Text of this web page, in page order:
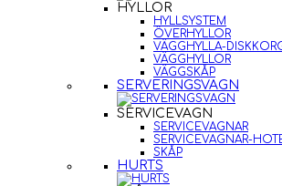
HYLLOR
HYLLSYSTEM
ÖVERHYLLOR
VÄGGHYLLA-
VÄGGHYLLOR
VÄGGSKÅP
SERVERINGSVAGN
SERVICEVAGN
SERVICEVAGNAR
SERVICEVAGNAR-
SKÅP
HURTS